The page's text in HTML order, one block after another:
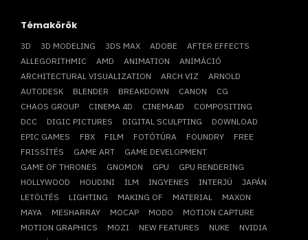
Témakörök
3D 3D MODELING 3DS MAX ADOBE
AFTER EFFECTS
ALLEGORITHMIC
AMD ANIMATION
ANIMÁCIÓ
ARCHITECTURAL VISUALIZATION
ARCH VIZ
ARNOLD
AUTODESK
BLENDER BREAKDOWN CANON
CG
CHAOS GROUP
CINEMA 4D CINEMA4D
COMPOSITING
DCC
DIGIC PICTURES DIGITAL SCULPTING
DOWNLOAD
EPIC GAMES
FBX FILM FOTÓTÚRA FOUNDRY
FREE
FRISSÍTÉS
GAME ART
GAME DEVELOPMENT
GAME OF THRONES
GNOMON GPU
GPU RENDERING
HOLLYWOOD
HOUDINI ILM INGYENES INTERJÚ
JAPÁN
LETÖLTÉS
LIGHTING MAKING OF MATERIAL
MAXON
MAYA
MESHARRAY MOCAP MODO
MOTION CAPTURE
MOTION GRAPHICS
MOZI NEW FEATURES NUKE
NVIDIA